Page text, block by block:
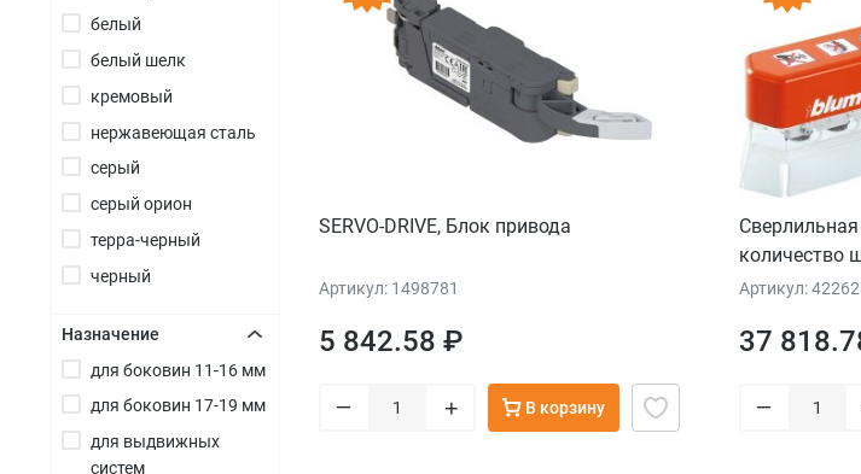
белый
белый шелк
кремовый
нержавеющая сталь
серый
серый орион
терра-черный
черный
Назначение
+
для боковин 11-16 мм
для боковин 17-19 мм
для выдвижных
систем
SERVO-DRIVE, Блок привода
Артикул: 1498781
5 842.58 ₽
– + В корзину
количество
патроны
Артикул:
37
–